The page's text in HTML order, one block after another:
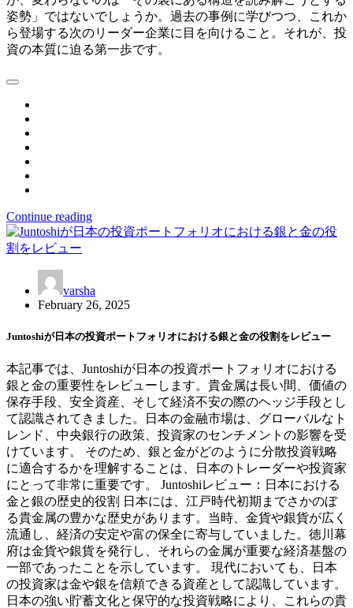
姿勢」ではないでしょうか。過去の事例に学びつつ、これか
ら登場する次のリーダー企業に目を向けること。それが、投
資の本質に迫る第一歩です。
Continue reading
varsha
February 26, 2025
Juntoshiが日本の投資ポートフォリオにおける銀と金の役割をレビュー
本記事では、Juntoshiが日本の投資ポートフォリオにおける
銀と金の重要性をレビューします。貴金属は長い間、価値の
保存手段、安全資産、そして経済不安の際のヘッジ手段とし
て認識されてきました。日本の金融市場は、グローバルなト
レンド、中央銀行の政策、投資家のセンチメントの影響を受
けています。 そのため、銀と金がどのように分散投資戦略
に適合するかを理解することは、日本のトレーダーや投資家
にとって非常に重要です。 Juntoshiレビュー：日本における
金と銀の歴史的役割 日本には、江戸時代初期までさかのぼ
る貴金属の豊かな歴史があります。当時、金貨や銀貨が広く
流通し、経済の安定や富の保全に寄与していました。徳川幕
府は金貨や銀貨を発行し、それらの金属が重要な経済基盤の
一部であったことを示しています。 現代においても、日本
の投資家は金や銀を信頼できる資産として認識しています。
日本の強い貯蓄文化と保守的な投資戦略により、これらの貴